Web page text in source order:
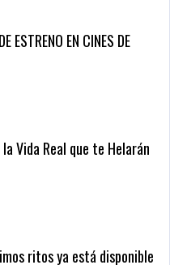
Vida Real que te Helarán
ritos ya está disponible